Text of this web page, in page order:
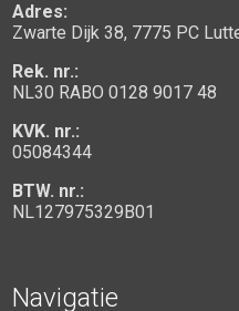
Adres:
Zwarte Dijk 38, 7775 PC
Rek. nr.:
NL30 RABO 0128 9017 48
KVK. nr.:
05084344
BTW. nr.:
NL127975329B01
Navigatie